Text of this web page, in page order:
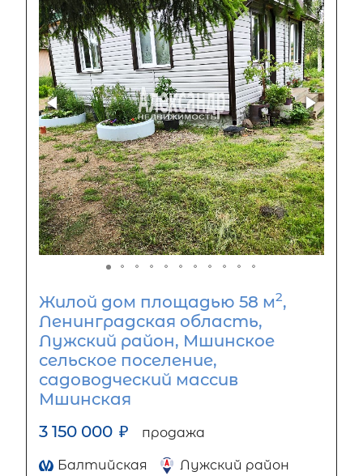
Жилой дом площадью 58 м2,
Ленинградская область,
Лужский район, Мшинское
сельское поселение,
садоводческий массив
Мшинская
3 150 000 ₽ продажа
Балтийская Лужский район